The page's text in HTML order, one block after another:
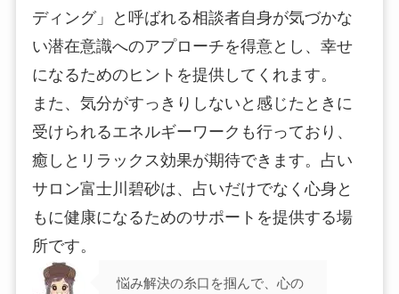
ディング」と呼ばれる相談者自身が気づかな
い潜在意識へのアプローチを得意とし、幸せ
になるためのヒントを提供してくれます。
また、気分がすっきりしないと感じたときに
受けられるエネルギーワークも行っており、
癒しとリラックス効果が期待できます。占い
サロン富士川碧砂は、占いだけでなく心身と
もに健康になるためのサポートを提供する場
所です。
悩み解決の糸口を掴んで、心の